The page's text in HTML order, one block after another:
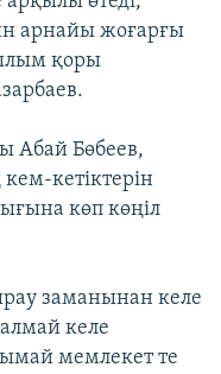
арнайы жоғарғы
қоры
Абай Бөбеев,
кетіктерін
көп көңіл
заманынан келе
келе
мемлекет те